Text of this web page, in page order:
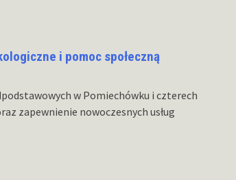
i pomoc społeczną
w Pomiechówku i czterech
zapewnienie nowoczesnych usług